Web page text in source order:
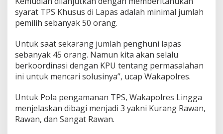
syarat TPS Khusus di Lapas adalah minimal jumlah
pemilih sebanyak 50 orang.
Untuk saat sekarang jumlah penghuni lapas
sebanyak 45 orang. Namun kita akan selalu
berkoordinasi dengan KPU tentang permasalahan
ini untuk mencari solusinya”, ucap Wakapolres.
Untuk Pola pengamanan TPS, Wakapolres Lingga
menjelaskan dibagi menjadi 3 yakni Kurang Rawan,
Rawan, dan Sangat Rawan.